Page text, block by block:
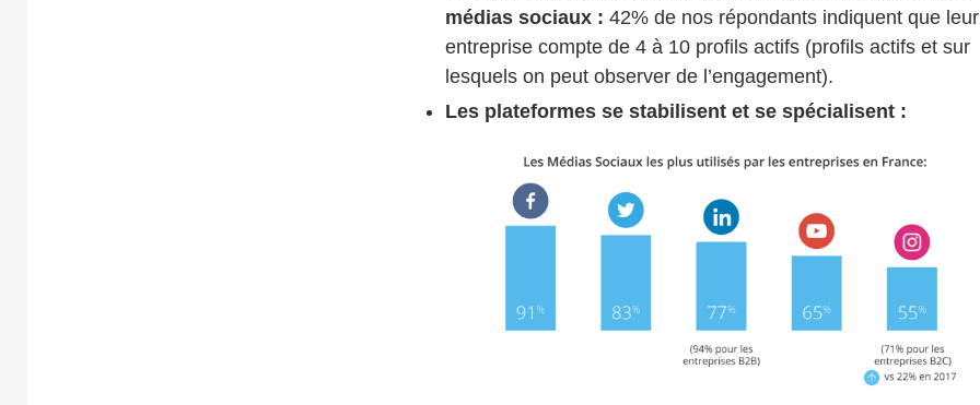
médias sociaux : 42% de nos répondants indiquent que leur
entreprise compte de 4 à 10 profils actifs (profils actifs et sur
lesquels on peut observer de l’engagement).
Les plateformes se stabilisent et se spécialisent :